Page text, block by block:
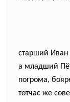
старший
а младший
погрома,
тотчас же